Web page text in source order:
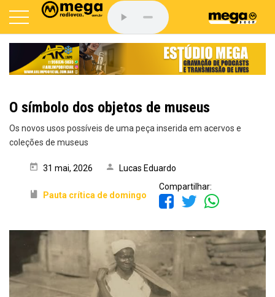
O símbolo dos objetos de museus
Os novos usos possíveis de uma peça inserida em acervos e
coleções de museus
31 mai, 2026 Lucas Eduardo
Pauta crítica de domingo
Compartilhar: